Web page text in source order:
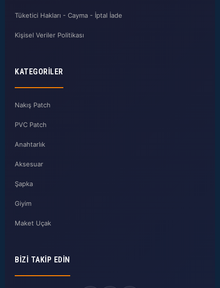
Tüketici Hakları - Cayma - İptal İade
Kişisel Veriler Politikası
KATEGORILER
Nakış Patch
PVC Patch
Anahtarlık
Aksesuar
Şapka
Giyim
Maket Uçak
BIZI TAKIP EDIN